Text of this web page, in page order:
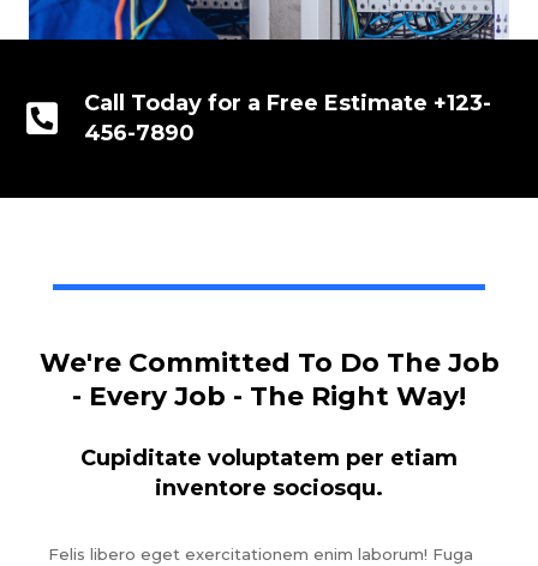
Call Today for a Free Estimate +123-
456-7890
We're Committed To Do The Job
- Every Job - The Right Way!
Cupiditate voluptatem per etiam
inventore sociosqu.
Felis libero eget exercitationem enim laborum! Fuga